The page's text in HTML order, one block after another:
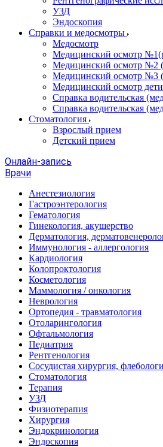
УЗД
Эндоскопия
Справки и медосмотры
Медосмотр
Медицинский осмотр
Медицинский осмотр №2
Медицинский осмотр №3
Медицинский осмотр
Справка водительская
Справка водительская
Стоматология
Взрослый прием
Детский прием
Онлайн-запись
Врачи
Анестезиология
Гастроэнтерология
Гематология
Гинекология, акушерство
Дерматология,
Иммунология - аллергология
Кардиология
Колопроктология
Косметология
Маммология / онкология
Неврология
Ортопедия - травматология
Отоларингология
Офтальмология
Педиатрия
Рентгенология
Сосудистая хирургия,
Стоматология
Терапия
УЗД
Физиотерапия
Хирургия
Эндокринология
Эндоскопия